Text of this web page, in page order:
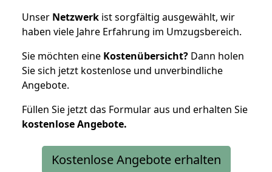
Unser Netzwerk ist sorgfältig ausgewählt, wir
haben viele Jahre Erfahrung im Umzugsbereich.
Sie möchten eine Kostenübersicht? Dann holen
Sie sich jetzt kostenlose und unverbindliche
Angebote.
Füllen Sie jetzt das Formular aus und erhalten Sie
kostenloseAngebote.
Kostenlose Angebote erhalten